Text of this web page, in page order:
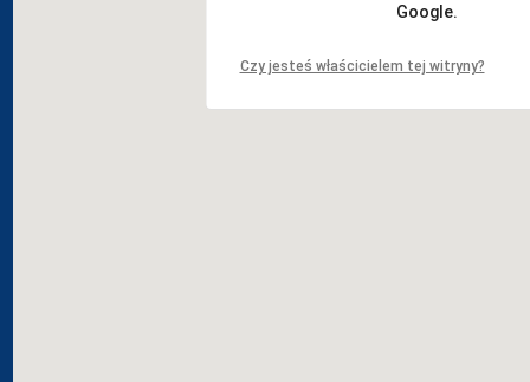
Google.
Czy jesteś właścicielem tej witryny?